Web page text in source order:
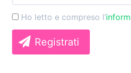
Ho letto e compreso l’
Registrati